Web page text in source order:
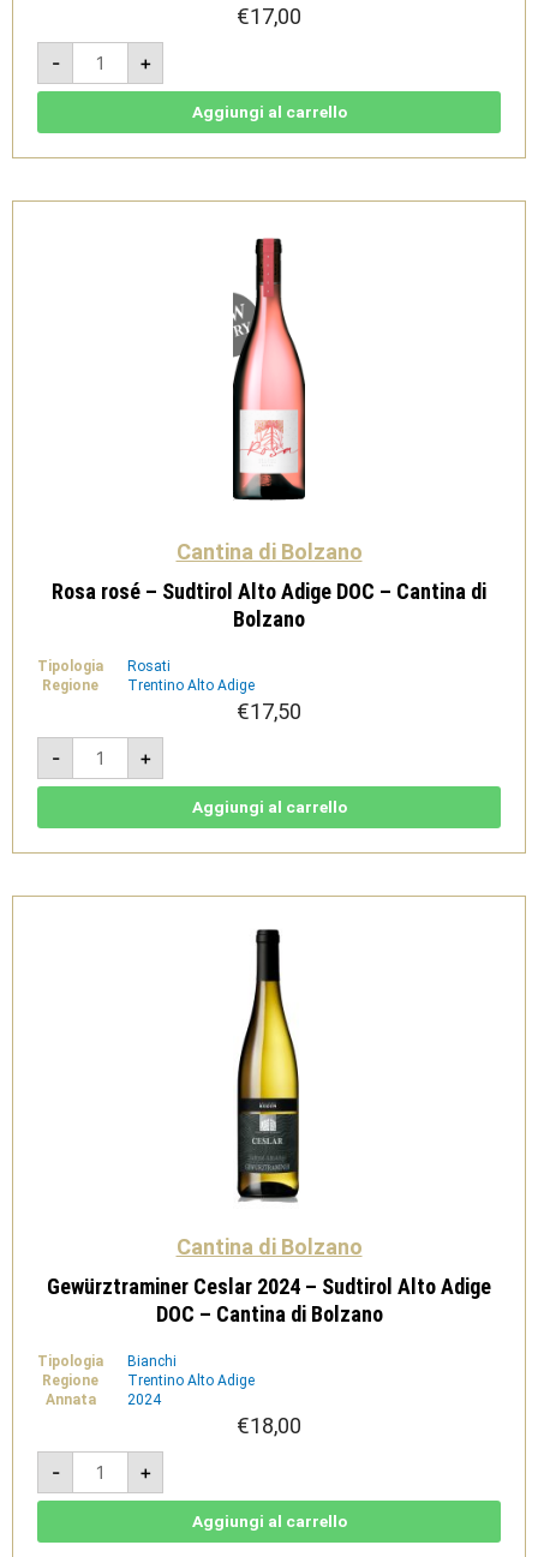
€17,00
-
Liebrain
Silvaner
Valle
Isarco
Alto
-
+
Aggiungi al carrello
Cantina di Bolzano
Rosa rosé – Sudtirol Alto Adige DOC – Cantina di
Bolzano
Tipologia
Rosati
Regione
Trentino Alto Adige
€17,50
-
Rosa
rosé
-
Sudtirol
-
Bolzano
+
Aggiungi al carrello
Cantina di Bolzano
Gewürztraminer Ceslar 2024 – Sudtirol Alto Adige
DOC – Cantina di Bolzano
Tipologia
Bianchi
Regione
Trentino Alto Adige
Annata
2024
€18,00
-
Gewürztraminer
Ceslar
2024
-
+
Aggiungi al carrello